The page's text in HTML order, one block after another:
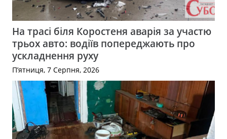
На трасі біля Коростеня аварія за участю
трьох авто: водіїв попереджають про
ускладнення руху
П’ятниця, 7 Серпня, 2026